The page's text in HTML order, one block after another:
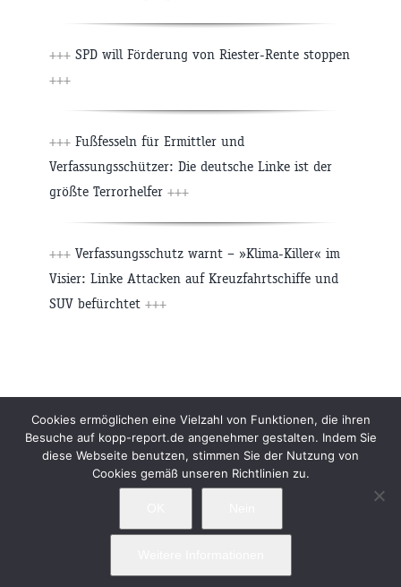
+++ SPD will Förderung von Riester-Rente stoppen
+++
+++ Fußfesseln für Ermittler und
Verfassungsschützer: Die deutsche Linke ist der
größte Terrorhelfer +++
+++ Verfassungsschutz warnt – »Klima-Killer« im
Visier: Linke Attacken auf Kreuzfahrtschiffe und
SUV befürchtet +++
Beiträge Archiv Impressum
Newsletter
Kopp Verlag
Datenschutzerklärung
Cookies ermöglichen eine Vielzahl von Funktionen, die ihren
Besuche auf kopp-report.de angenehmer gestalten. Indem Sie
diese Webseite benutzen, stimmen Sie der Nutzung von
Cookies gemäß unseren Richtlinien zu.